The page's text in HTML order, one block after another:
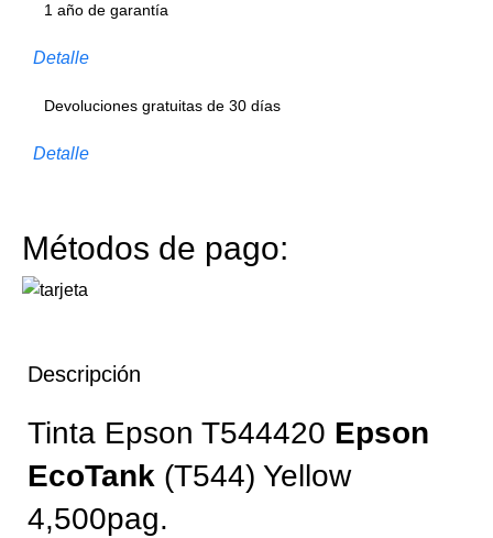
1 año de garantía
Detalle
Devoluciones gratuitas de 30 días
Detalle
Métodos de pago:
Descripción
Tinta Epson T544420 Epson
EcoTank (T544) Yellow
4,500pag.